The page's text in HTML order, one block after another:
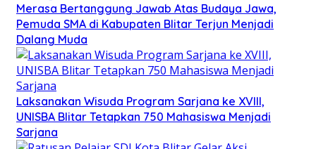
Merasa Bertanggung Jawab Atas Budaya Jawa,
Pemuda SMA di Kabupaten Blitar Terjun Menjadi
Dalang Muda
Laksanakan Wisuda Program Sarjana ke XVIII,
UNISBA Blitar Tetapkan 750 Mahasiswa Menjadi
Sarjana